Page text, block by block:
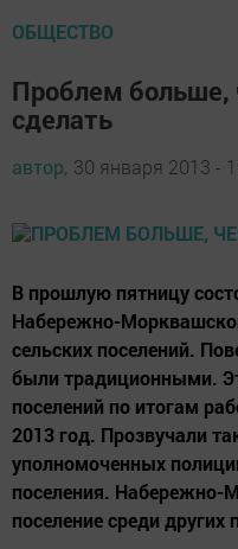
ОБЩЕСТВО
Проблем
сделать
автор, 30 января 2013 -
В прошлую пятницу
Набережно-
сельских поселений.
были традиционными.
поселений по итогам
2013 год. Прозвучали
уполномоченных
поселения. Набережно-
поселение среди других